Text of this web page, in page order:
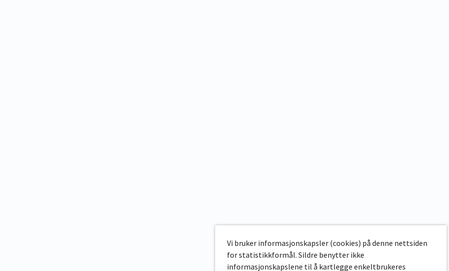
Vi bruker informasjonskapsler (cookies) på denne nettsiden
for statistikkformål. Sildre benytter ikke
informasjonskapslene til å kartlegge enkeltbrukeres